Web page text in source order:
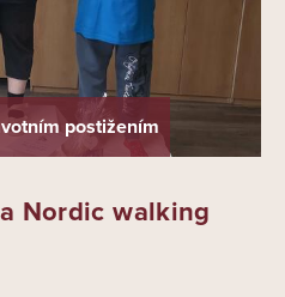
postižením
Nordic walking